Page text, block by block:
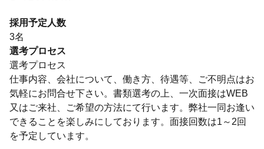
採用予定人数
3名
選考プロセス
選考プロセス
仕事内容、会社について、働き方、待遇等、ご不明点はお
気軽にお問合せ下さい。書類選考の上、一次面接はWEB
又はご来社、ご希望の方法にて行います。弊社一同お逢い
できることを楽しみにしております。面接回数は1～2回
を予定しています。